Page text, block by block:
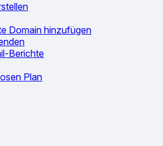
Domain hinzufügen
Berichte
Plan